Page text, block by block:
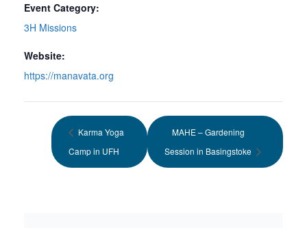
Event Category:
3H Missions
Website:
https://manavata.org
Karma Yoga
Camp in UFH
MAHE – Gardening
Session in Basingstoke